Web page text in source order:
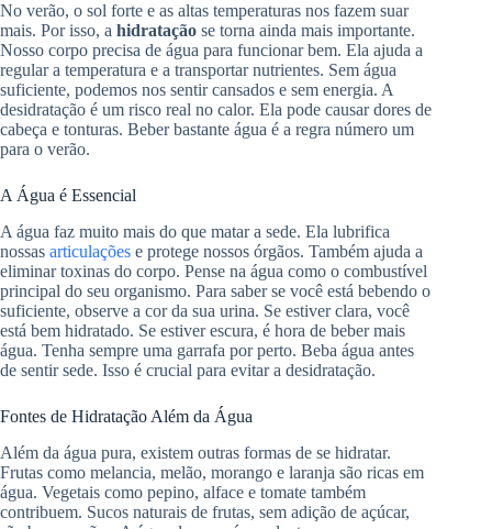
No verão, o sol forte e as altas temperaturas nos fazem suar
mais. Por isso, a hidratação se torna ainda mais importante.
Nosso corpo precisa de água para funcionar bem. Ela ajuda a
regular a temperatura e a transportar nutrientes. Sem água
suficiente, podemos nos sentir cansados e sem energia. A
desidratação é um risco real no calor. Ela pode causar dores de
cabeça e tonturas. Beber bastante água é a regra número um
para o verão.
A Água é Essencial
A água faz muito mais do que matar a sede. Ela lubrifica
nossas articulações e protege nossos órgãos. Também ajuda a
eliminar toxinas do corpo. Pense na água como o combustível
principal do seu organismo. Para saber se você está bebendo o
suficiente, observe a cor da sua urina. Se estiver clara, você
está bem hidratado. Se estiver escura, é hora de beber mais
água. Tenha sempre uma garrafa por perto. Beba água antes
de sentir sede. Isso é crucial para evitar a desidratação.
Fontes de Hidratação Além da Água
Além da água pura, existem outras formas de se hidratar.
Frutas como melancia, melão, morango e laranja são ricas em
água. Vegetais como pepino, alface e tomate também
contribuem. Sucos naturais de frutas, sem adição de açúcar,